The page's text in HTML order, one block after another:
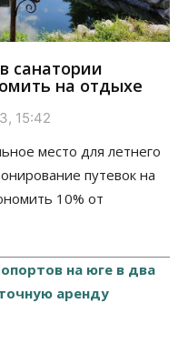
санатории
на отдыхе
15:42
место для летнего
путевок на
10% от